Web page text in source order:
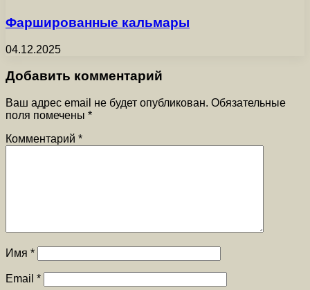
Фаршированные кальмары
04.12.2025
Добавить комментарий
Ваш адрес email не будет опубликован. Обязательные
поля помечены *
Комментарий *
Имя *
Email *